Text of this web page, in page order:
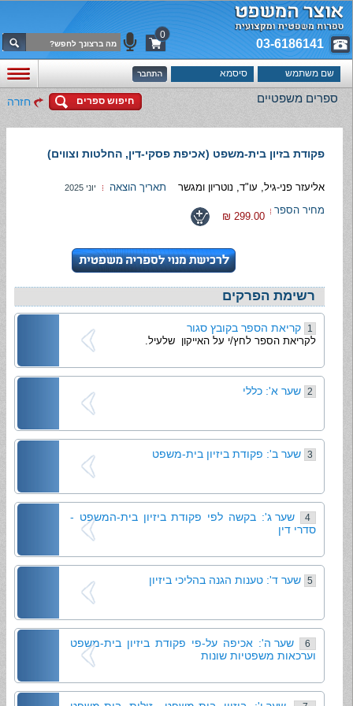
03-6186141
0
ספרים משפטיים חיפוש ספרים חזרה
פקודת בזיון בית-משפט (אכיפת פסקי-דין, החלטות וצווים)
אליעזר פני-גיל, עו"ד, נוטריון ומגשר תאריך הוצאה יוני 2025
מחיר הספר
299.00 ₪
רשימת הפרקים
קריאת הספר בקובץ סגור
לקריאת הספר לחץ/י על האייקון שלעיל.
שער א': כללי
שער ב': פקודת ביזיון בית-משפט
שער ג': בקשה לפי פקודת ביזיון בית-המשפט -
סדרי דין
שער ד': טענות הגנה בהליכי ביזיון
שער ה': אכיפה על-פי פקודת ביזיון בית-משפט
וערכאות משפטיות שונות